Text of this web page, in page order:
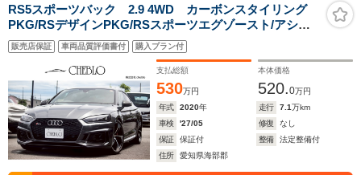
RS5スポーツバック 2.9 4WD カーボンスタイリング
PKG/RSデザインPKG/RSスポーツエグゾースト/アシス
タンスPKG/カーボンインテリアパネル/レッドブレーキキ
ャリパー/5アーム20in/正規D記録簿/スペアキー/
販売店保証 車両品質評価書付 購入プラン付
支払総額
530万円
本体価格
520.0万円
年式
2020年 走行 7.1万km
車検
'27/05 修復
なし
保証
保証付 整備
法定整備付
住所
愛知県海部郡